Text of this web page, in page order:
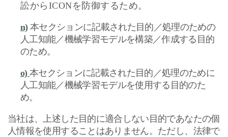
訟から ICONを防御するため。
n) 本セクションに記載された目的／処理のための
人工知能／機械学習モデルを構築／作成する目的
のため。
o) 本セクションに記載された目的／処理のために
人工知能／機械学習モデルを使用する目的のた
め。
当社は、上述した目的に適合しない目的であなたの個
人情報を使用することはありません。ただし、法律で